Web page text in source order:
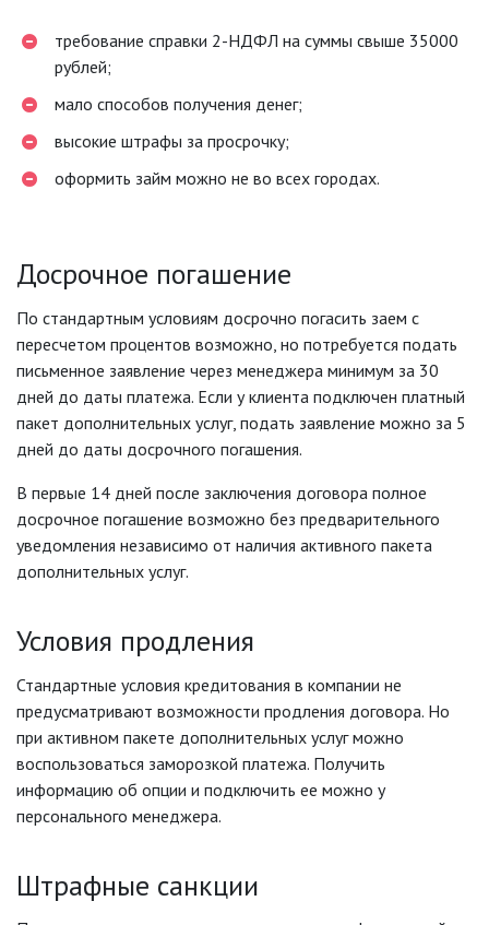
требование справки 2-НДФЛ на суммы свыше 35000
рублей;
мало способов получения денег;
высокие штрафы за просрочку;
оформить займ можно не во всех городах.
Досрочное погашение
По стандартным условиям досрочно погасить заем с
пересчетом процентов возможно, но потребуется подать
письменное заявление через менеджера минимум за 30
дней до даты платежа. Если у клиента подключен платный
пакет дополнительных услуг, подать заявление можно за 5
дней до даты досрочного погашения.
В первые 14 дней после заключения договора полное
досрочное погашение возможно без предварительного
уведомления независимо от наличия активного пакета
дополнительных услуг.
Условия продления
Стандартные условия кредитования в компании не
предусматривают возможности продления договора. Но
при активном пакете дополнительных услуг можно
воспользоваться заморозкой платежа. Получить
информацию об опции и подключить ее можно у
персонального менеджера.
Штрафные санкции